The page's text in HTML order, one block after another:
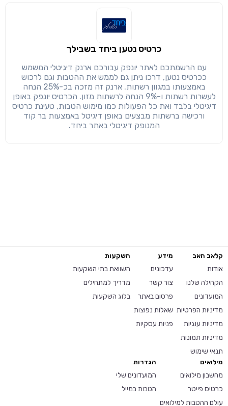
הבנתי, המשך לאתר
כרטיס נטען ביחד בשבילך
עם הרשמתכם לאתר יונפק עבורכם ארנק דיגיטלי המשמש
ככרטיס נטען, דרכו ניתן גם לממש את ההטבות וגם לרכוש
באמצעותו במגוון רשתות. ארנק זה מזכה בכ-25% הנחה
לעשרות רשתות ו-9% הנחה לרשתות מזון. הכרטיס יונפק באופן
דיגיטלי בלבד ואת כל הפעולות כמו מימוש הטבות, טעינת כרטיס
ורכישה ברשתות מבצעים באופן דיגיטל באמצעות בר קוד
המנופק דיגיטלי באתר ביחד.
קלאב האב
אודות
הקהילה שלנו
המועדונים
מדיניות הפרטיות
מדיניות עוגיות
מדיניות תמונות
תנאי שימוש
מידע
עדכונים
צור קשר
פרסום באתר
שאלות נפוצות
פניות עסקיות
השקעות
השוואת בתי השקעות
מדריך למתחילים
בלוג השקעות
מילואים
מחשבון מילואים
כרטיס פייטר
עולם ההטבות למילואים
הגדרות
המועדונים שלי
הטבות במייל